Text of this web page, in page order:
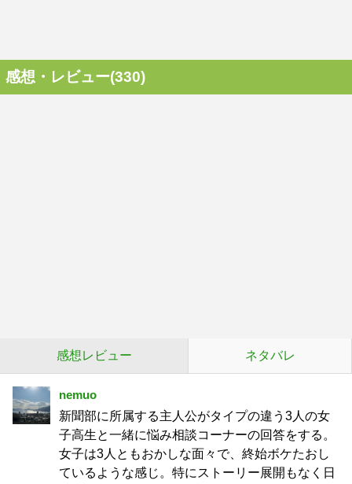
感想・レビュー(330)
感想レビュー ネタバレ
nemuo
新聞部に所属する主人公がタイプの違う3人の女
子高生と一緒に悩み相談コーナーの回答をする。
女子は3人ともおかしな面々で、終始ボケたおし
ているような感じ。特にストーリー展開もなく日